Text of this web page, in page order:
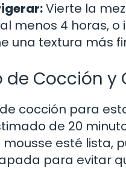
Vierte la
menos 4 horas,
una textura más
de Cocción y
cocción para
de 20
mousse esté lista,
para evitar